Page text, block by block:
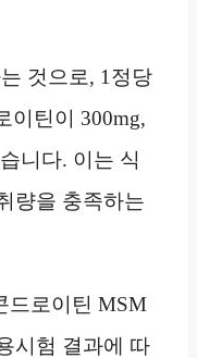
것으로, 1정당
이틴이 300mg,
니다. 이는 식
량을 충족하는
드로이틴 MSM
시험 결과에 따